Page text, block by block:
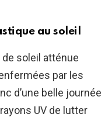
au soleil
soleil atténue
par les
d’une belle journée
UV de lutter